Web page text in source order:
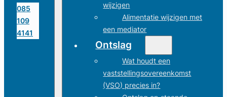
085
109
4141
wijzigen
Alimentatie wijzigen met
een mediator
Ontslag
Wat houdt een
vaststellingsovereenkomst
(VSO) precies in?